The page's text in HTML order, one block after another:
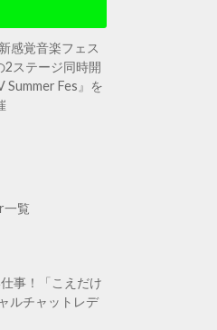
感覚音楽フェス
2ステージ同時開
Summer Fes』を
一覧
事！「こえだけ
ルチャットレデ